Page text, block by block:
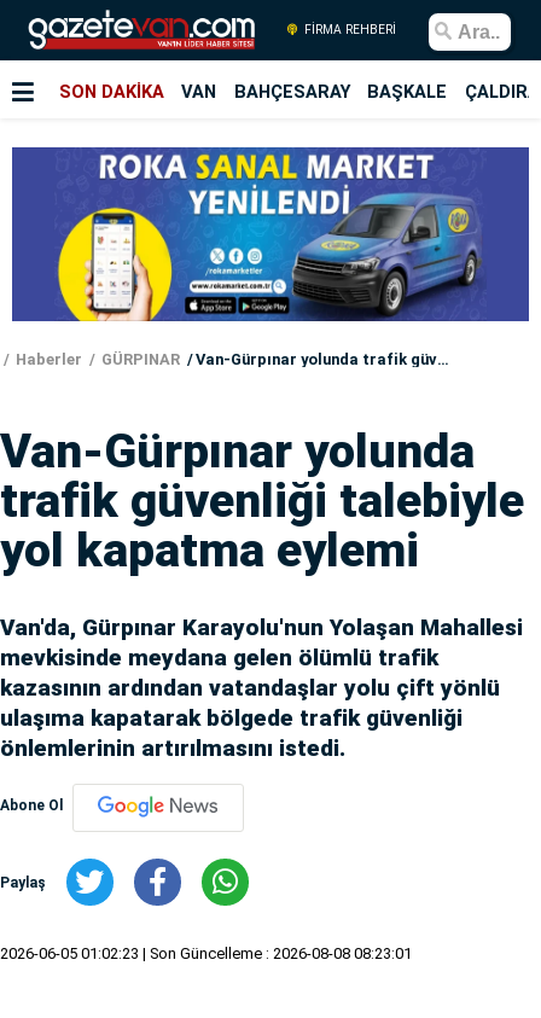
FİRMA REHBERİ
SON DAKİKA VAN BAHÇESARAY BAŞKALE
Haberler GÜRPINAR Van-Gürpınar yolunda trafik güvenliği talebiyle yol kapatma eylemi
Van-Gürpınar yolunda
trafik güvenliği talebiyle
yol kapatma eylemi
Van'da, Gürpınar Karayolu'nun Yolaşan Mahallesi
mevkisinde meydana gelen ölümlü trafik
kazasının ardından vatandaşlar yolu çift yönlü
ulaşıma kapatarak bölgede trafik güvenliği
önlemlerinin artırılmasını istedi.
Abone Ol
Paylaş
2026-06-05 01:02:23 | Son Güncelleme : 2026-08-08 08:23:01